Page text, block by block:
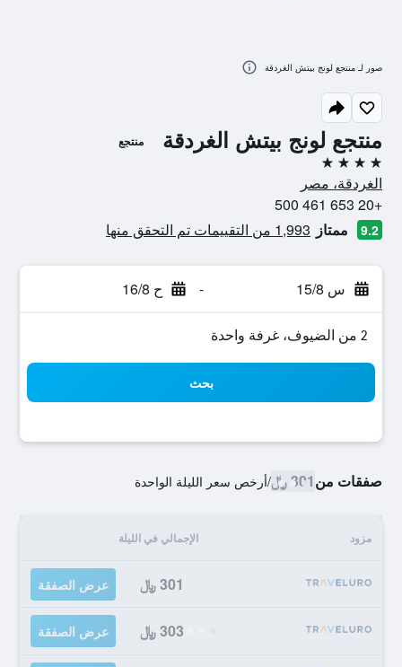
منتجع لونج بيتش الغردقة منتجع
4 نجوم
الغردقة، مصر
+20 653 461 500
9.2 ممتاز 1,993 من التقييمات تم التحقق منها
س 15/8 - ح 16/8
2 من الضيوف، غرفة واحدة
بحث
صفقات من301 ﷼ /أرخص سعر الليلة الواحدة
مزود الإجمالي في الليلة
301 ﷼ عرض الصفقة
303 ﷼ عرض الصفقة
صور لـ منتجع لونج بيتش الغردقة